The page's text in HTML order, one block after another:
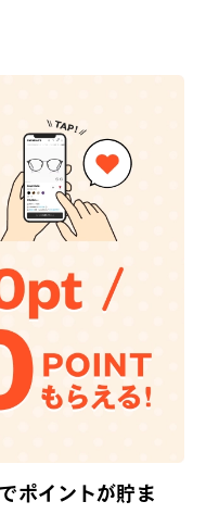
ポイントが貯ま